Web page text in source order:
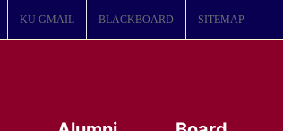
KU GMAIL BLACKBOARD SITEMAP